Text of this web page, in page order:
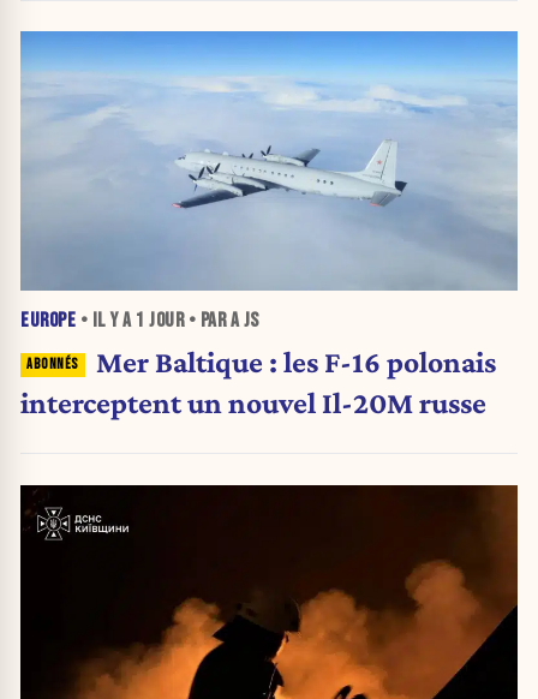
EUROPE • IL Y A 1 JOUR• PAR A JS
Mer Baltique : les F-16 polonais
interceptent un nouvel Il-20M russe